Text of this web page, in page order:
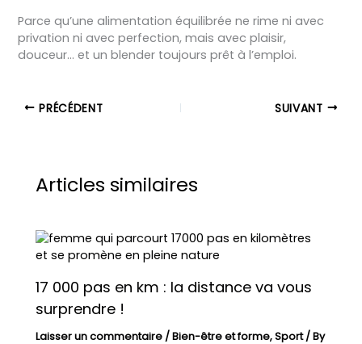
Parce qu’une alimentation équilibrée ne rime ni avec
privation ni avec perfection, mais avec plaisir,
douceur… et un blender toujours prêt à l’emploi.
PRÉCÉDENT SUIVANT
Articles similaires
17 000 pas en km : la distance va vous
surprendre !
Laisser un commentaire /Bien-être et forme,Sport/ By